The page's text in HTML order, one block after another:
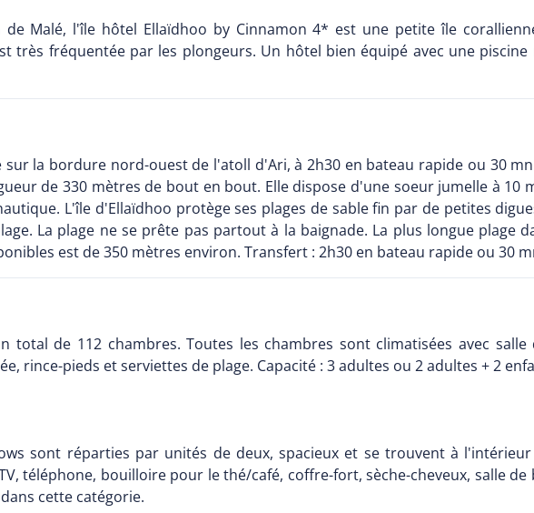
Malé, l'île hôtel Ellaïdhoo by Cinnamon 4* est une petite île
très fréquentée par les plongeurs. Un hôtel bien équipé avec une
la bordure nord-ouest de l'atoll d'Ari, à 2h30 en bateau rapide ou 30
de 330 mètres de bout en bout. Elle dispose d'une soeur jumelle à 10
L'île d'Ellaïdhoo protège ses plages de sable fin par de petites
La plage ne se prête pas partout à la baignade. La plus longue plage
est de 350 mètres environ. Transfert : 2h30 en bateau rapide ou 30
total de 112 chambres. Toutes les chambres sont climatisées avec
rince-pieds et serviettes de plage. Capacité : 3 adultes ou 2 adultes + 2
sont réparties par unités de deux, spacieux et se trouvent à
téléphone, bouilloire pour le thé/café, coffre-fort, sèche-cheveux, salle
cette catégorie.